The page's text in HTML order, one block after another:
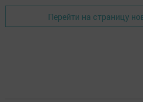
Перейти на страницу